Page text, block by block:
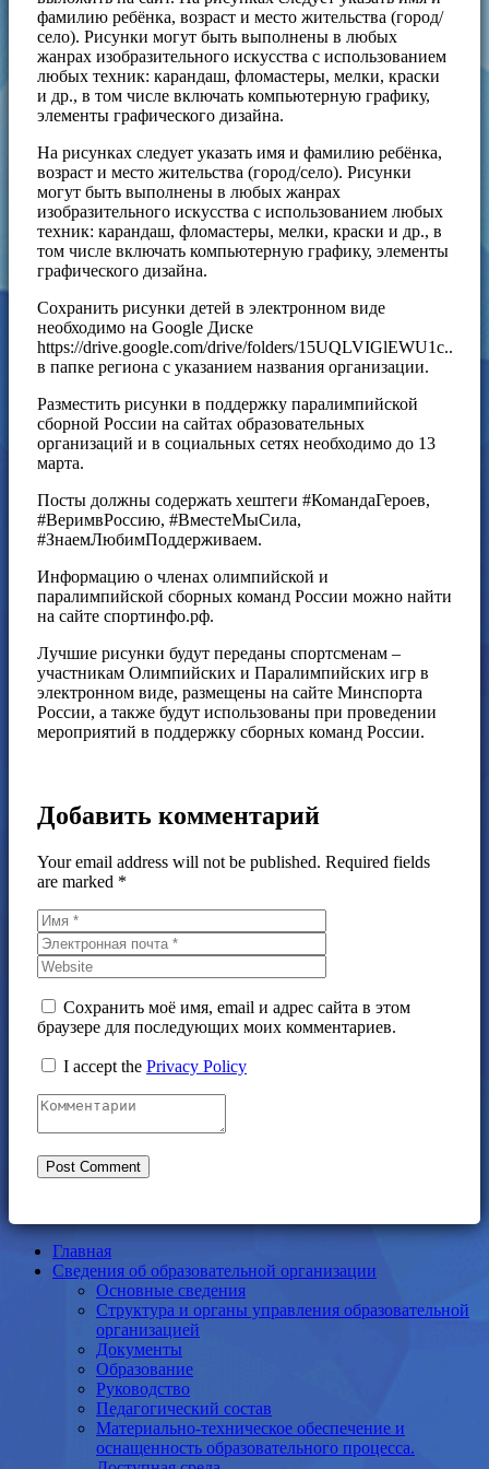
фамилию ребёнка, возраст и место жительства (город/
село). Рисунки могут быть выполнены в любых
жанрах изобразительного искусства с использованием
любых техник: карандаш, фломастеры, мелки, краски
и др., в том числе включать компьютерную графику,
элементы графического дизайна.
На рисунках следует указать имя и фамилию ребёнка,
возраст и место жительства (город/село). Рисунки
могут быть выполнены в любых жанрах
изобразительного искусства с использованием любых
техник: карандаш, фломастеры, мелки, краски и др., в
том числе включать компьютерную графику, элементы
графического дизайна.
Сохранить рисунки детей в электронном виде
необходимо на Google Диске
https://drive.google.com/drive/folders/15UQLVIGlEWU1c..
в папке региона с указанием названия организации.
Разместить рисунки в поддержку паралимпийской
сборной России на сайтах образовательных
организаций и в социальных сетях необходимо до 13
марта.
Посты должны содержать хештеги #КомандаГероев,
#ВеримвРоссию, #ВместеМыСила,
#ЗнаемЛюбимПоддерживаем.
Информацию о членах олимпийской и
паралимпийской сборных команд России можно найти
на сайте спортинфо.рф.
Лучшие рисунки будут переданы спортсменам –
участникам Олимпийских и Паралимпийских игр в
электронном виде, размещены на сайте Минспорта
России, а также будут использованы при проведении
мероприятий в поддержку сборных команд России.
Добавить комментарий
Your email address will not be published. Required fields
are marked *
Сохранить моё имя, email и адрес сайта в этом
браузере для последующих моих комментариев.
I accept the Privacy Policy
Главная
Сведения об образовательной организации
Основные сведения
Структура и органы управления образовательной
организацией
Документы
Образование
Руководство
Педагогический состав
Материально-техническое обеспечение и
оснащенность образовательного процесса.